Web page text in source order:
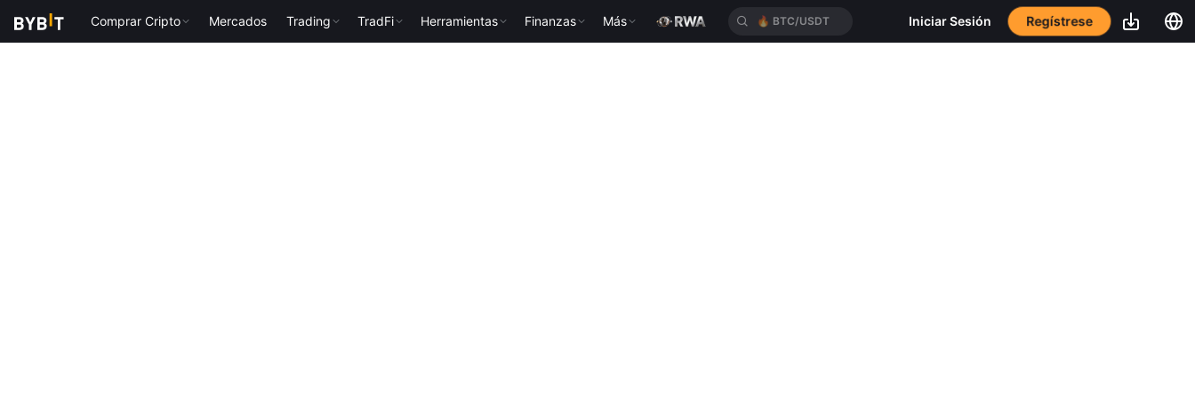
Comprar Cripto Mercados Trading TradFi Herramientas Finanzas Más 🔥 BTC/USDT Iniciar Sesión Regístrese